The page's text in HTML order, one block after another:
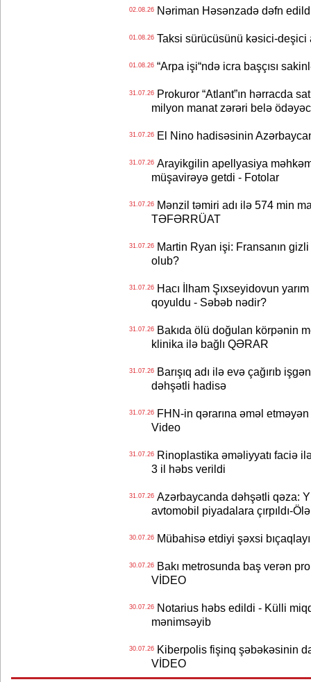
02.08.26Nəriman Həsənzadə dəfn
01.08.26Taksi sürücüsünü kəsici-deşici
01.08.26“Arpa işi“ndə icra başçısı
31.07.26Prokuror “Atlant”ın hərracda
milyon manat zərəri belə
31.07.26El Nino hadisəsinin
31.07.26Arayikgilin apellyasiya
müşavirəyə getdi - Fotolar
31.07.26Mənzil təmiri adı ilə 574 min
TƏFƏRRÜAT
31.07.26Martin Ryan işi: Fransanın gizli
olub?
31.07.26Hacı İlham Şıxseyidovun
qoyuldu - Səbəb nədir?
31.07.26Bakıda ölü doğulan körpənin
klinika ilə bağlı QƏRAR
31.07.26Barışıq adı ilə evə çağırıb
dəhşətli hadisə
31.07.26FHN-in qərarına əməl
Video
31.07.26Rinoplastika əməliyyatı faciə
3 il həbs verildi
31.07.26Azərbaycanda dəhşətli qəza:
avtomobil piyadalara çırpıldı-
30.07.26Mübahisə etdiyi şəxsi
30.07.26Bakı metrosunda baş verən
VİDEO
30.07.26Notarius həbs edildi - Külli
mənimsəyib
30.07.26Kiberpolis fişinq şəbəkəsinin
VİDEO